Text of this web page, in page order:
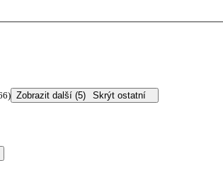
Zobrazit další (5) Skrýt ostatní